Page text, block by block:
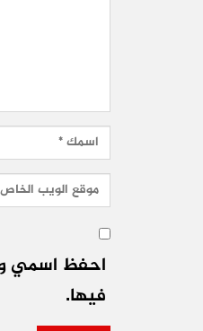
احفظ اسمي
فيها.